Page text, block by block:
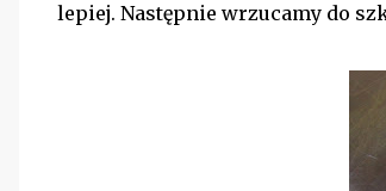
lepiej. Następnie wrzucamy do